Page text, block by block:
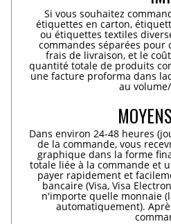
Si vous souhaitez
étiquettes en carton,
ou étiquettes textiles
commandes séparées pour
frais de livraison, et le
quantité totale de produits
une facture proforma dans
au
Dans environ 24-48 heures
de la commande, vous
graphique dans la forme
totale liée à la commande et
payer rapidement et
bancaire (Visa, Visa
n'importe quelle monnaie
automatiquement).